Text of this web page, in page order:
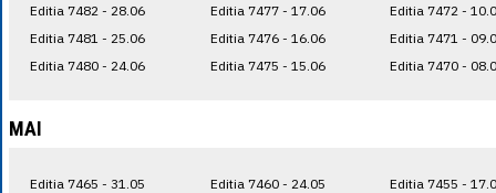
Editia 7482 - 28.06
Editia 7481 - 25.06
Editia 7480 - 24.06
Editia 7477 - 17.06
Editia 7476 - 16.06
Editia 7475 - 15.06
Editia 7472 -
Editia 7471 -
Editia 7470 -
MAI
Editia 7465 - 31.05
Editia 7460 - 24.05
Editia 7455 -